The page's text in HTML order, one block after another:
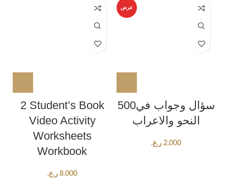
2 Student’s Book
Video Activity
Worksheets
Workbook
8.000 ر.ع.
عرض
500سؤال وجواب في
النحو والاعراب
2.000 ر.ع.